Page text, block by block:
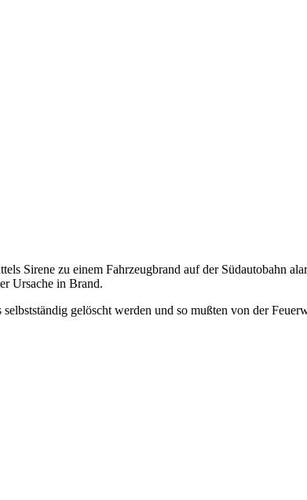
Sirene zu einem Fahrzeugbrand auf der Südautobahn
Ursache in Brand.
gelöscht werden und so mußten von der